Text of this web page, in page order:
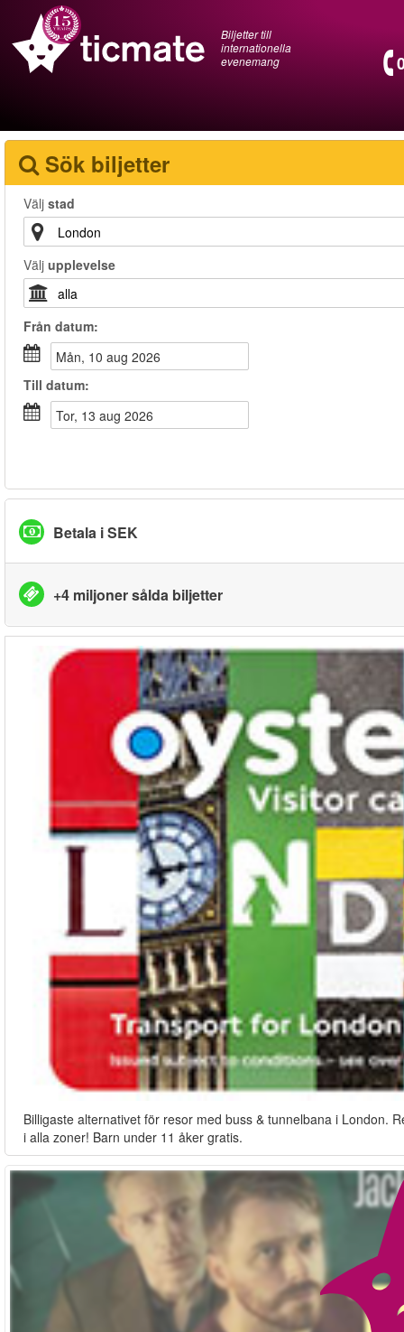
Biljetter till
internationella
evenemang
Sök biljetter
Välj stad
Välj upplevelse
Från datum:
mån, 10 aug 2026
Till datum:
tor, 13 aug 2026
Betala i SEK
+4 miljoner sålda biljetter
Billigaste alternativet för resor med buss & tunnelbana i London.
i alla zoner! Barn under 11 åker gratis.